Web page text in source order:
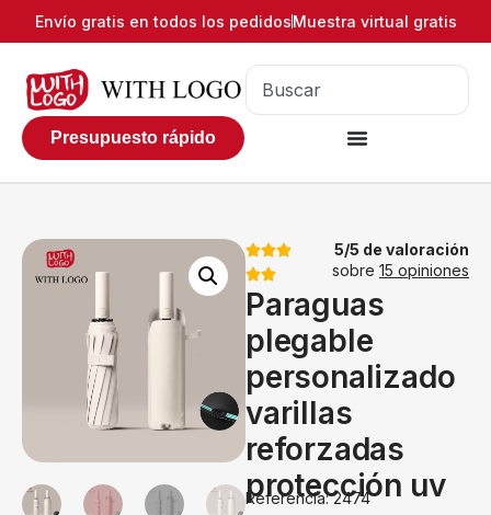
Envío gratis en todos los pedidosMuestra virtual gratis
Presupuesto rápido
5/5 de valoración
sobre 15 opiniones
Paraguas
plegable
personalizado
varillas
reforzadas
protección uv
Referencia: 2474